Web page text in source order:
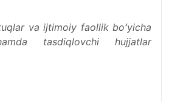
va ijtimoiy faollik boʻyicha
tasdiqlovchi hujjatlar